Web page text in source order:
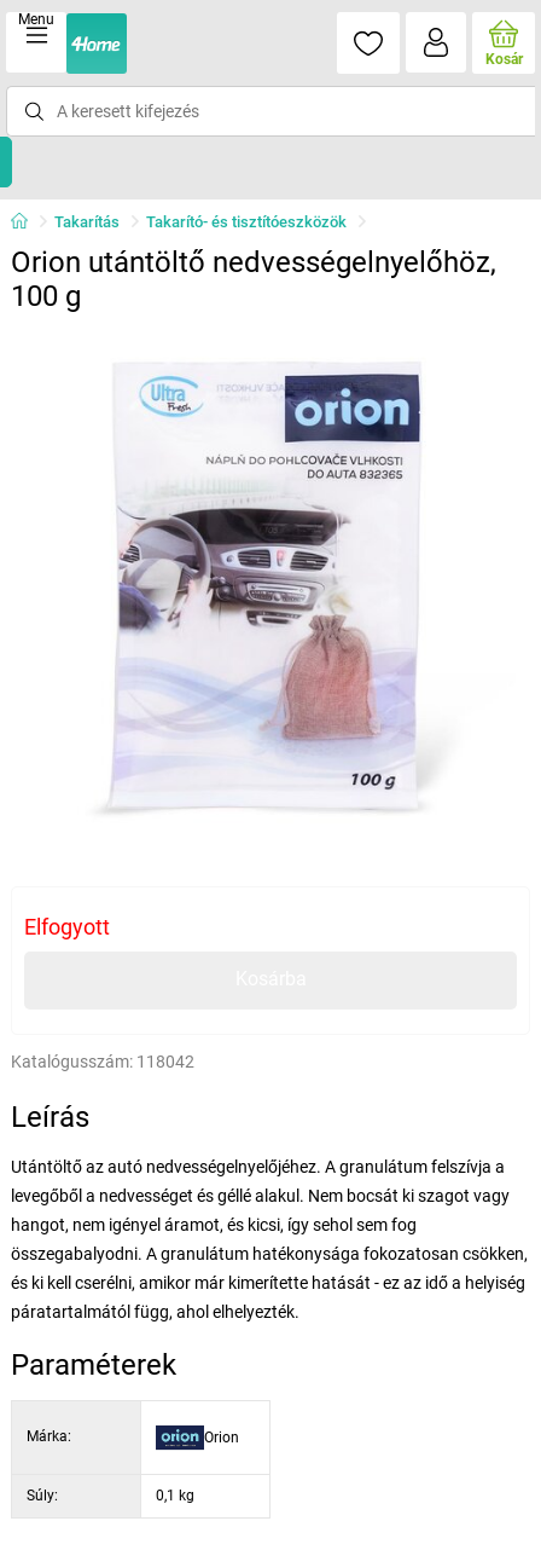
Menu
Kosár
Takarítás Takarító- és tisztítóeszközök
Orion utántöltő nedvességelnyelőhöz,
100 g
Elfogyott
Katalógusszám: 118042
Leírás
Utántöltő az autó nedvességelnyelőjéhez. A granulátum felszívja a
levegőből a nedvességet és géllé alakul. Nem bocsát ki szagot vagy
hangot, nem igényel áramot, és kicsi, így sehol sem fog
összegabalyodni. A granulátum hatékonysága fokozatosan csökken,
és ki kell cserélni, amikor már kimerítette hatását - ez az idő a helyiség
páratartalmától függ, ahol elhelyezték.
Paraméterek
Márka: Orion
Súly: 0,1 kg